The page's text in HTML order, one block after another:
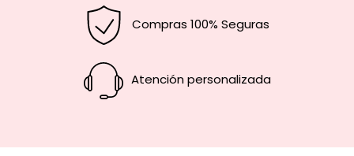
Compras 100% Seguras
Atención personalizada